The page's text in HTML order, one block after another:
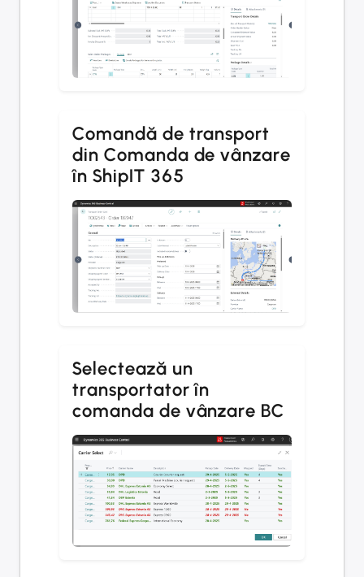
Comandă de transport
din Comanda de vânzare
în ShipIT 365
Selectează un
transportator în
comanda de vânzare BC